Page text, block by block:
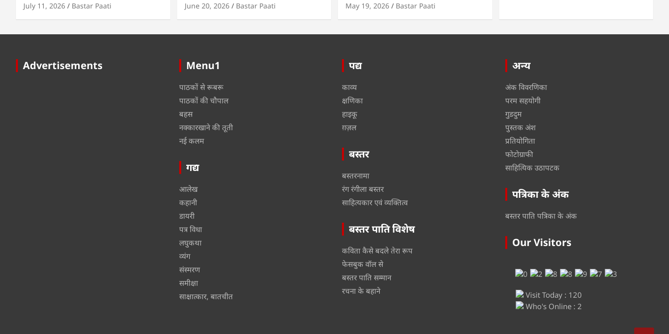
July 11, 2026 Bastar Paati June 20, 2026 Bastar Paati May 19, 2026 Bastar Paati
Advertisements Menu1
पाठकों से रूबरू
पाठकों की चौपाल
बहस
नक्कारखाने की तूती
नई कलम
गद्य
आलेख
कहानी
डायरी
पत्र विधा
लघुकथा
व्यंग
संस्मरण
समीक्षा
साक्षात्कार, बातचीत
पद्य
काव्य
क्षणिका
हाइकू
ग़ज़ल
बस्तर
बस्तरनामा
रंग रंगीला बस्तर
साहित्यकार एवं व्यक्तित्व
बस्तर पाति विशेष
कविता कैसे बदले तेरा रूप
फेसबुक वॉल से
बस्तर पाति सम्मान
रचना के बहाने
अन्य
अंक विवरणिका
परम सहयोगी
गुडदुम
पुस्तक अंश
प्रतियोगिता
फोटोग्राफी
साहित्यिक उठापटक
पत्रिका के अंक
बस्तर पाति पत्रिका के अंक
Our Visitors
Visit Today : 120
Who's Online : 2